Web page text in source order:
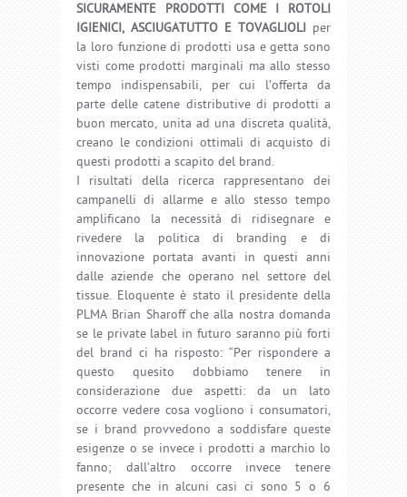
SICURAMENTE PRODOTTI COME I ROTOLI
IGIENICI, ASCIUGATUTTO E TOVAGLIOLI per
la loro funzione di prodotti usa e getta sono
visti come prodotti marginali ma allo stesso
tempo indispensabili, per cui l’offerta da
parte delle catene distributive di prodotti a
buon mercato, unita ad una discreta qualità,
creano le condizioni ottimali di acquisto di
questi prodotti a scapito del brand.
I risultati della ricerca rappresentano dei
campanelli di allarme e allo stesso tempo
amplificano la necessità di ridisegnare e
rivedere la politica di branding e di
innovazione portata avanti in questi anni
dalle aziende che operano nel settore del
tissue. Eloquente è stato il presidente della
PLMA Brian Sharoff che alla nostra domanda
se le private label in futuro saranno più forti
del brand ci ha risposto: “Per rispondere a
questo quesito dobbiamo tenere in
considerazione due aspetti: da un lato
occorre vedere cosa vogliono i consumatori,
se i brand provvedono a soddisfare queste
esigenze o se invece i prodotti a marchio lo
fanno; dall’altro occorre invece tenere
presente che in alcuni casi ci sono 5 o 6